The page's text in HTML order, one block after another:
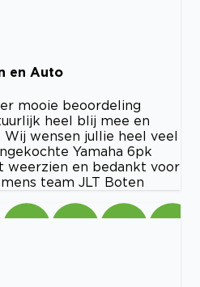
en Auto
mooie beoordeling
heel blij mee en
Wij wensen jullie heel veel
Yamaha 6pk
weerzien en bedankt voor
team JLT Boten